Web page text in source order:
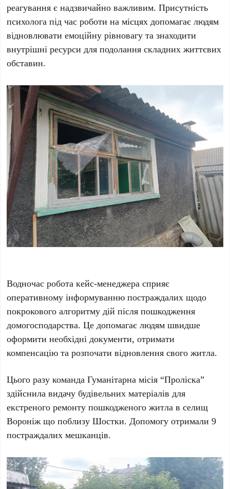
реагування є надзвичайно важливим. Присутність
психолога під час роботи на місцях допомагає людям
відновлювати емоційну рівновагу та знаходити
внутрішні ресурси для подолання складних життєвих
обставин.
Водночас робота кейс-менеджера сприяє
оперативному інформуванню постраждалих щодо
покрокового алгоритму дій після пошкодження
домогосподарства. Це допомагає людям швидше
оформити необхідні документи, отримати
компенсацію та розпочати відновлення свого житла.
Цього разу командаГуманітарна місія “Проліска”
здійснила видачу будівельних матеріалів для
екстреного ремонту пошкодженого житла в селищ
Вороніж що поблизу Шостки. Допомогу отримали 9
постраждалих мешканців.